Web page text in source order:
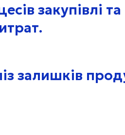
закупівлі
залишків